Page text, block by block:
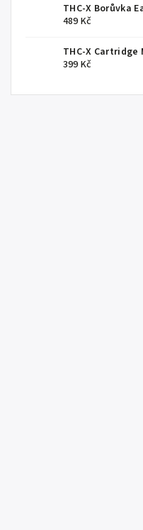
THC-X Borůvka
489 Kč
THC-X Cartridge
399 Kč